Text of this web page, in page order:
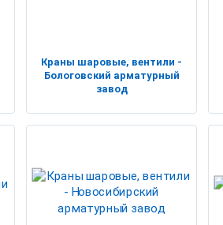
Краны шаровые, вентили -
Бологовский арматурный
завод